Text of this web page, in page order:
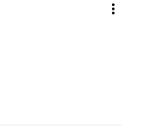
more_vert